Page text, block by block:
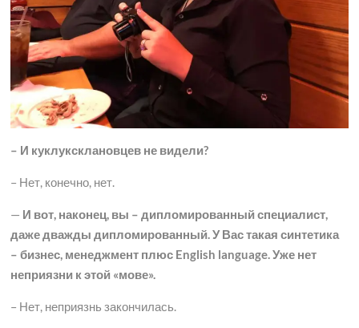
– И куклуксклановцев не видели?
– Нет, конечно, нет.
— И вот, наконец, вы – дипломированный специалист,
даже дважды дипломированный. У Вас такая синтетика
– бизнес, менеджмент плюс English language. Уже нет
неприязни к этой «мове».
– Нет, неприязнь закончилась.